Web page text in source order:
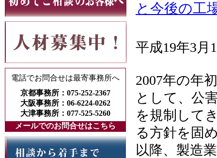
電話でお問合せは最寄事務所へ
京都事務所：075-252-2367
大阪事務所：06-6224-0262
大津事務所：077-525-5260
メールでのお問合せはこちら
と今後の工
平成19年3月
2007年の年
として、公
を規制して
る方針を固
以降、製造